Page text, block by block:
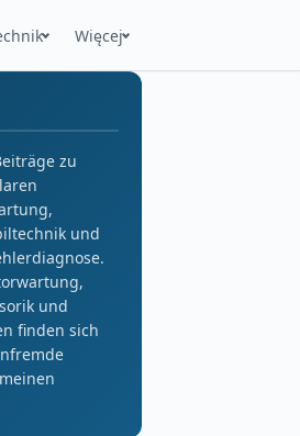
Więcej
zu
und
und
finden sich